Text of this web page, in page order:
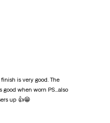
is very good. The
when worn PS...also
up 👍😁